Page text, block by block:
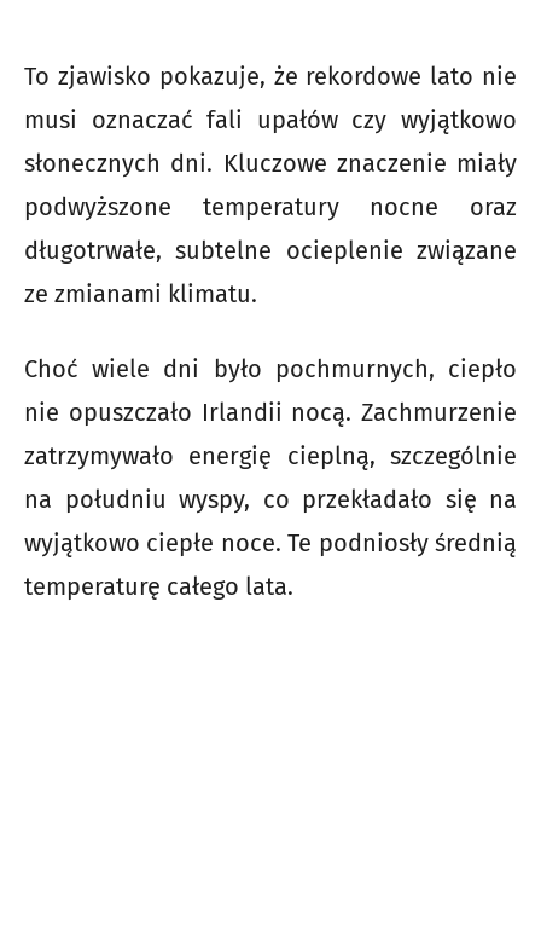
To zjawisko pokazuje, że rekordowe lato nie
musi oznaczać fali upałów czy wyjątkowo
słonecznych dni. Kluczowe znaczenie miały
podwyższone temperatury nocne oraz
długotrwałe, subtelne ocieplenie związane
ze zmianami klimatu.
Choć wiele dni było pochmurnych, ciepło
nie opuszczało Irlandii nocą. Zachmurzenie
zatrzymywało energię cieplną, szczególnie
na południu wyspy, co przekładało się na
wyjątkowo ciepłe noce. Te podniosły średnią
temperaturę całego lata.